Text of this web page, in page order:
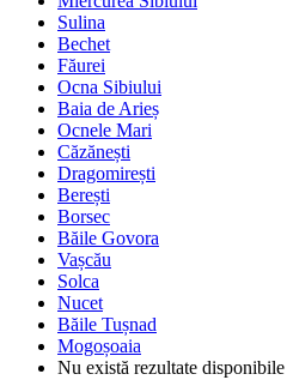
Sulina
Bechet
Făurei
Ocna Sibiului
Baia de Arieș
Ocnele Mari
Căzănești
Dragomirești
Berești
Borsec
Băile Govora
Vașcău
Solca
Nucet
Băile Tușnad
Mogoșoaia
Nu există rezultate disponibile